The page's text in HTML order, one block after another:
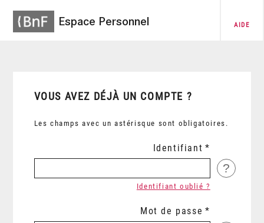
Espace Personnel AIDE
VOUS AVEZ DÉJÀ UN COMPTE ?
Les champs avec un astérisque sont obligatoires.
Identifiant
?
Identifiant oublié ?
Mot de passe